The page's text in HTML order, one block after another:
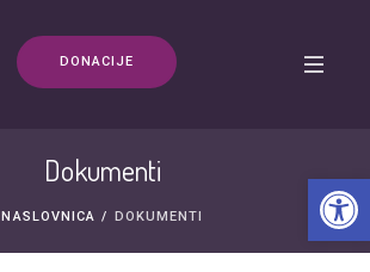
DONACIJE
Dokumenti
NASLOVNICA / DOKUMENTI